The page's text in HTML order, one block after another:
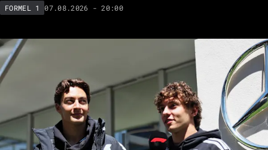
FORMEL 1 07.08.2026 - 20:00